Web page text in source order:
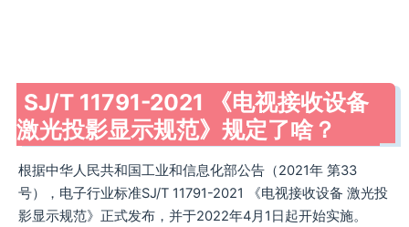
SJ/T 11791-2021 《电视接收设备
激光投影显示规范》规定了啥？
根据中华人民共和国工业和信息化部公告（2021年 第33
号），电子行业标准SJ/T 11791-2021 《电视接收设备 激光投
影显示规范》正式发布，并于2022年4月1日起开始实施。